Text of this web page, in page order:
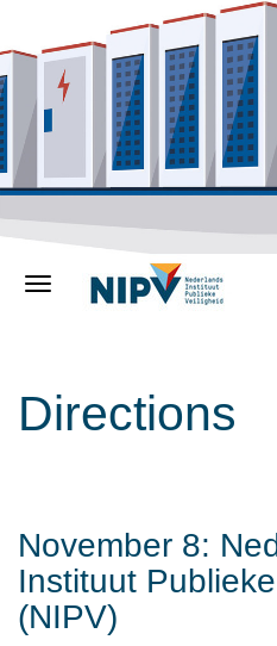
Directions
November 8:
Instituut
(NIPV)